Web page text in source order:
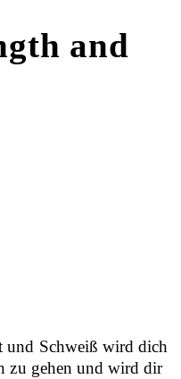
and
und Schweiß wird dich
zu gehen und wird dir